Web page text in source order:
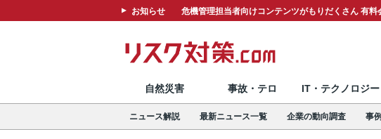
お知らせ 危機管理担当者向けコンテンツがもりだくさん 有
自然災害 事故・テロ IT・テクノロジー
ニュース解説 最新ニュース一覧 企業の動向調査 事